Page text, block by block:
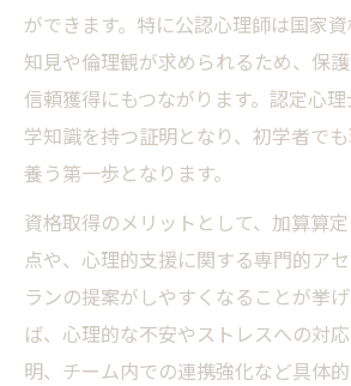
ができます。特に公認心理師は国家
知見や倫理観が求められるため、保
信頼獲得にもつながります。認定心
学知識を持つ証明となり、初学者で
養う第一歩となります。
資格取得のメリットとして、加算算
点や、心理的支援に関する専門的ア
ランの提案がしやすくなることが挙
ば、心理的な不安やストレスへの対
明、チーム内での連携強化など具体